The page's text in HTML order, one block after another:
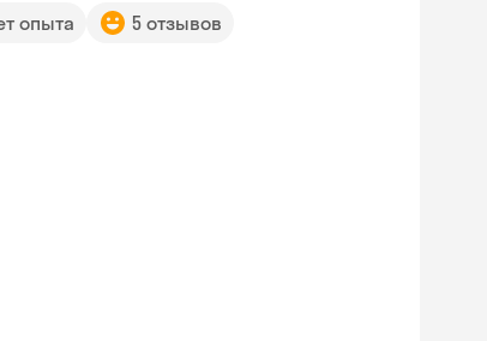
опыта 5 отзывов